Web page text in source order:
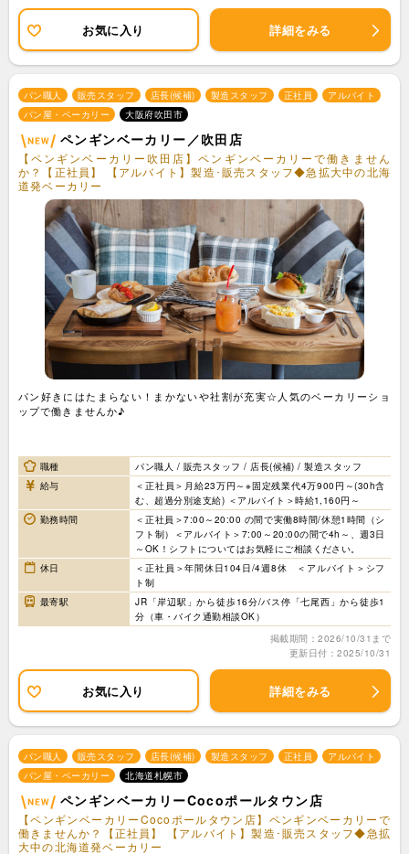
お気に入り 詳細をみる
パン職人 販売スタッフ 店長(候補) 製造スタッフ 正社員
アルバイト
パン屋・ベーカリー
大阪府吹田市
ペンギンベーカリー／吹田店
【ペンギンベーカリー吹田店】ペンギンベーカリーで働きません
か？【正社員】 【アルバイト】製造･販売スタッフ◆急拡大中の北海
道発ベーカリー
パン好きにはたまらない！まかないや社割が充実☆人気のベーカリーショ
ップで働きませんか♪
職種
パン職人 / 販売スタッフ / 店長(候補) / 製造スタッフ
給与
＜正社員＞月給23万円～※固定残業代4万900円～(30h含
む、超過分別途支給) ＜アルバイト＞時給1,160円～
勤務時間
＜正社員＞7:00～20:00 の間で実働8時間/休憩1時間（シ
フト制）＜アルバイト＞7:00～20:00の間で4h～、週3日
～OK！シフトについてはお気軽にご相談ください。
休日
＜正社員＞年間休日104日/4週8休 ＜アルバイト＞シフ
ト制
最寄駅
JR「岸辺駅」から徒歩16分/バス停「七尾西」から徒歩1
分（車・バイク通勤相談OK）
掲載期間：2026/10/31まで
更新日付：2025/10/31
お気に入り 詳細をみる
パン職人 販売スタッフ 店長(候補) 製造スタッフ 正社員
アルバイト
パン屋・ベーカリー
北海道札幌市
ペンギンベーカリーCocoポールタウン店
【ペンギンベーカリーCocoポールタウン店】ペンギンベーカリーで
働きませんか？【正社員】 【アルバイト】製造･販売スタッフ◆急拡
大中の北海道発ベーカリー